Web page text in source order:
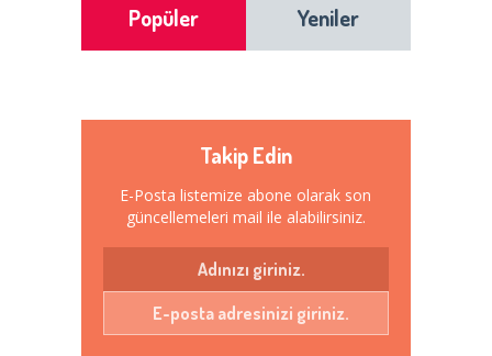
Popüler Yeniler
Takip Edin
E-Posta listemize abone olarak son
güncellemeleri mail ile alabilirsiniz.